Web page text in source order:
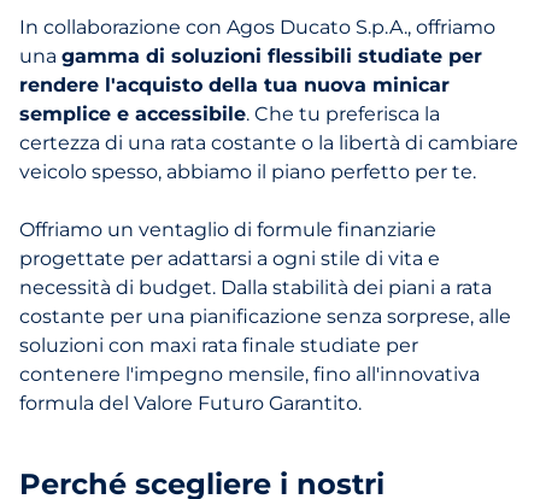
In collaborazione con Agos Ducato S.p.A., offriamo
una gamma di soluzioni flessibili studiate per
rendere l'acquisto della tua nuova minicar
semplice e accessibile. Che tu preferisca la
certezza di una rata costante o la libertà di cambiare
veicolo spesso, abbiamo il piano perfetto per te.
Offriamo un ventaglio di formule finanziarie
progettate per adattarsi a ogni stile di vita e
necessità di budget. Dalla stabilità dei piani a rata
costante per una pianificazione senza sorprese, alle
soluzioni con maxi rata finale studiate per
contenere l'impegno mensile, fino all'innovativa
formula del Valore Futuro Garantito.
Perché scegliere i nostri